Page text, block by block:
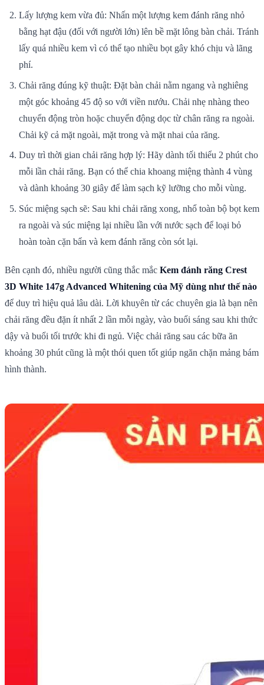
Lấy lượng kem vừa đủ: Nhấn một lượng kem đánh răng nhỏ
bằng hạt đậu (đối với người lớn) lên bề mặt lông bàn chải. Tránh
lấy quá nhiều kem vì có thể tạo nhiều bọt gây khó chịu và lãng
phí.
Chải răng đúng kỹ thuật: Đặt bàn chải nằm ngang và nghiêng
một góc khoảng 45 độ so với viền nướu. Chải nhẹ nhàng theo
chuyển động tròn hoặc chuyển động dọc từ chân răng ra ngoài.
Chải kỹ cả mặt ngoài, mặt trong và mặt nhai của răng.
Duy trì thời gian chải răng hợp lý: Hãy dành tối thiểu 2 phút cho
mỗi lần chải răng. Bạn có thể chia khoang miệng thành 4 vùng
và dành khoảng 30 giây để làm sạch kỹ lưỡng cho mỗi vùng.
Súc miệng sạch sẽ: Sau khi chải răng xong, nhổ toàn bộ bọt kem
ra ngoài và súc miệng lại nhiều lần với nước sạch để loại bỏ
hoàn toàn cặn bẩn và kem đánh răng còn sót lại.
Bên cạnh đó, nhiều người cũng thắc mắc Kem đánh răng Crest
3D White 147g Advanced Whitening của Mỹ dùng như thế nào
để duy trì hiệu quả lâu dài. Lời khuyên từ các chuyên gia là bạn nên
chải răng đều đặn ít nhất 2 lần mỗi ngày, vào buổi sáng sau khi thức
dậy và buổi tối trước khi đi ngủ. Việc chải răng sau các bữa ăn
khoảng 30 phút cũng là một thói quen tốt giúp ngăn chặn mảng bám
hình thành.